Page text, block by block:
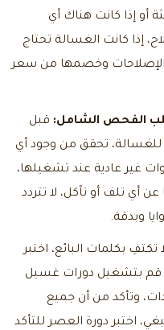
أو إذا كانت هناك أي
إذا كانت الغسالة تحتاج
الإصلاحات وخصمها من سعر
الفحص الشامل: قبل
تحقق من وجود أي
غير عادية عند تشغيلها،
أي تلف أو تآكل، لا تتردد
وبدقة.
تكتفِ بكلمات البائع، اختبر
قم بتشغيل دورات غسيل
وتأكد من أن جميع
اختبر دورة العصر للتأكد